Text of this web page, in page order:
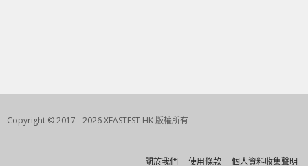
Copyright © 2017 - 2026 XFASTEST HK 版權所有
關於我們 使用條款 個人資料收集聲明